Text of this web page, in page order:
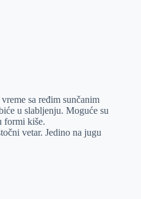
sa ređim sunčanim
u slabljenju. Moguće su
formi kiše.
vetar. Jedino na jugu